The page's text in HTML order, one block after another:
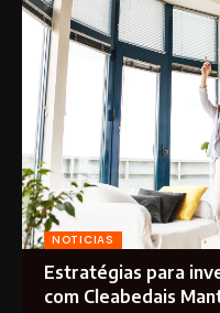
NOTICIAS
Estratégias para
com Cleabedais